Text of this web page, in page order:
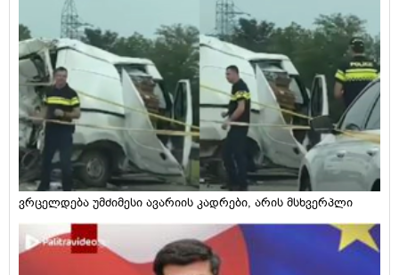
ვრცელდება უმძიმესი ავარიის კადრები, არის მსხვერპლი